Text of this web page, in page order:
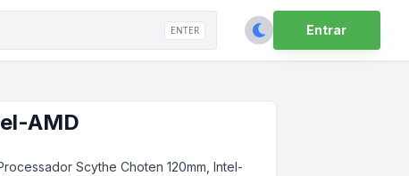
ENTER Entrar
AMD
Scythe Choten 120mm, Intel-